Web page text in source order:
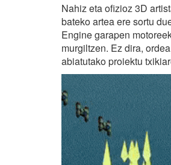
Nahiz eta ofizioz 3D
bateko artea ere sortu
Engine garapen
murgiltzen. Ez dira,
abiatutako proiektu